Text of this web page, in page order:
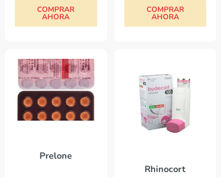
COMPRAR
AHORA
COMPRAR
AHORA
Prelone
Rhinocort